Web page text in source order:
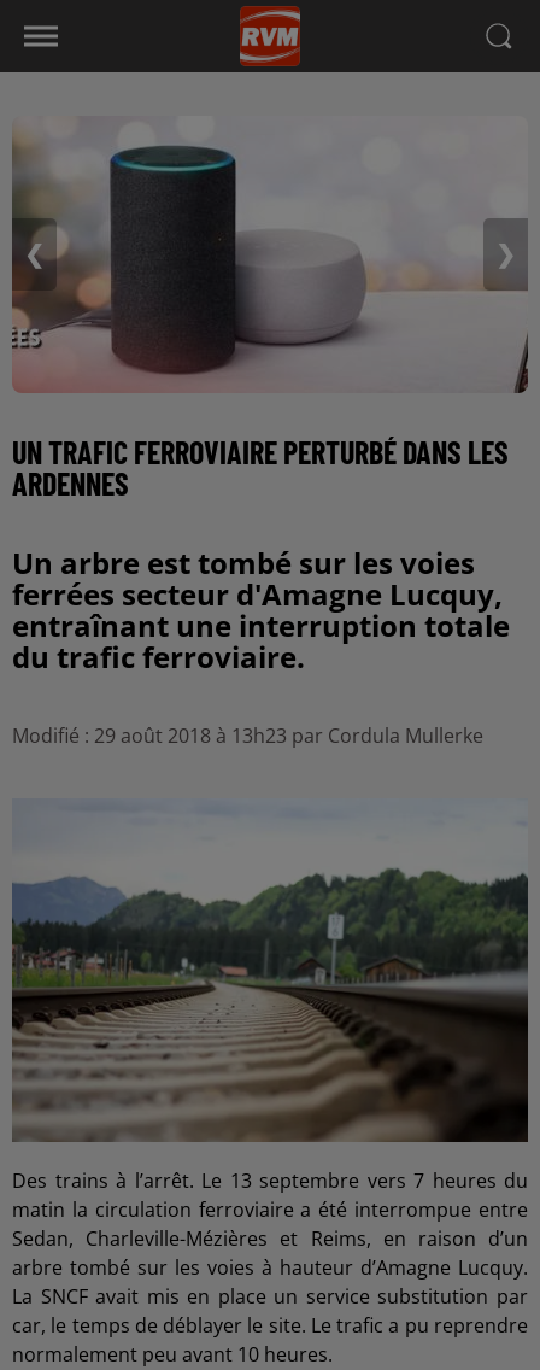
❮ ❯
UN TRAFIC FERROVIAIRE PERTURBÉ DANS LES
ARDENNES
Un arbre est tombé sur les voies
ferrées secteur d'Amagne Lucquy,
entraînant une interruption totale
du trafic ferroviaire.
Modifié : 29 août 2018 à 13h23 par Cordula Mullerke
Des trains à l’arrêt. Le 13 septembre vers 7 heures du
matin la circulation ferroviaire a été interrompue entre
Sedan, Charleville-Mézières et Reims, en raison d’un
arbre tombé sur les voies à hauteur d’Amagne Lucquy.
La SNCF avait mis en place un service substitution par
car, le temps de déblayer le site. Le trafic a pu reprendre
normalement peu avant 10 heures.